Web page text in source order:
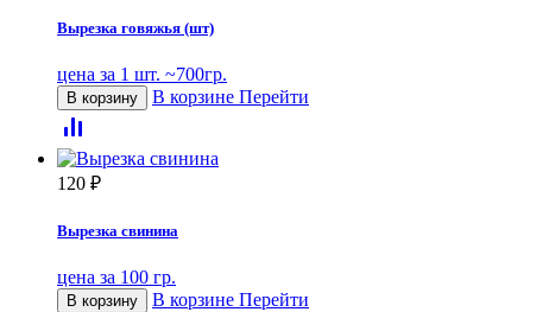
Вырезка говяжья (шт)
цена за 1 шт. ~700гр.
В корзину В корзине Перейти
120 ₽
Вырезка свинина
цена за 100 гр.
В корзину В корзине Перейти